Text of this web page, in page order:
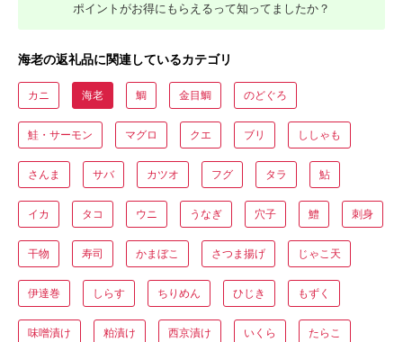
ポイントがお得にもらえるって知ってましたか？
海老の返礼品に関連しているカテゴリ
カニ 海老 鯛 金目鯛 のどぐろ
鮭・サーモン マグロ クエ ブリ ししゃも
さんま サバ カツオ フグ タラ 鮎
イカ タコ ウニ うなぎ 穴子 鱧 刺身
干物 寿司 かまぼこ さつま揚げ じゃこ天
伊達巻 しらす ちりめん ひじき もずく
味噌漬け 粕漬け 西京漬け いくら たらこ